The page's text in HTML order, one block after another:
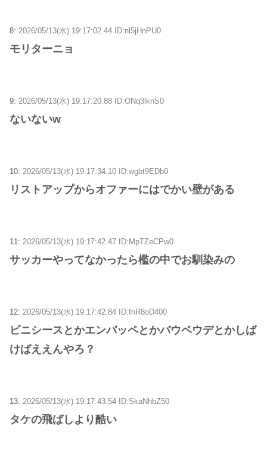
8: 2026/05/13(水) 19:17:02.44 ID:nl5jHnPU0
モリターニョ
9: 2026/05/13(水) 19:17:20.88 ID:ONq3lknS0
ないないw
10: 2026/05/13(水) 19:17:34.10 ID:wgbt9EDb0
リストアップからオファーにはでかい壁がある
11: 2026/05/13(水) 19:17:42.47 ID:MpTZeCPw0
サッカーやってなかったら檻の中でお馴染みの
12: 2026/05/13(水) 19:17:42.84 ID:fnR8oD400
ビニシースとかエンバッペとかバウベウデとかしば
けばええんやろ？
13: 2026/05/13(水) 19:17:43.54 ID:SkaNhbZ50
タケの飛ばしより酷い